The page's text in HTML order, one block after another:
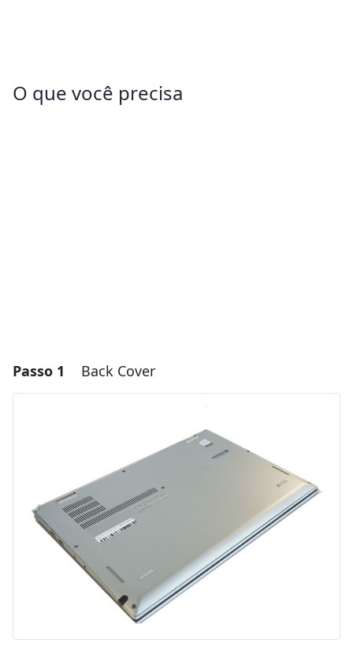
O que você precisa
Passo 1 Back Cover